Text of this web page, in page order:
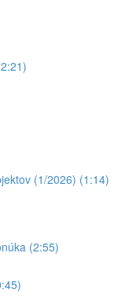
(1/2026) (1:14)
(2:55)